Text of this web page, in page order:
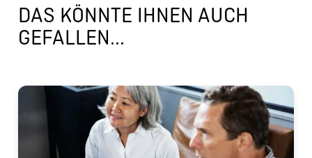
DAS KÖNNTE IHNEN AUCH
GEFALLEN...